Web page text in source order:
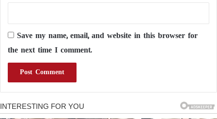
Save my name, email, and website in this browser for
the next time I comment.